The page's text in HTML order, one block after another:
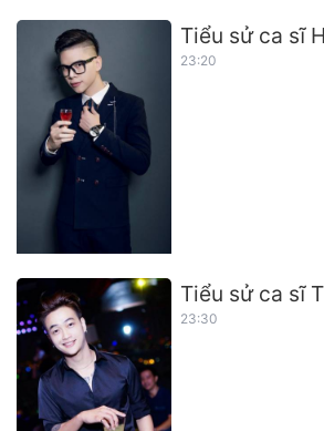
Tiểu sử ca sĩ
23:20
Tiểu sử ca sĩ
23:30